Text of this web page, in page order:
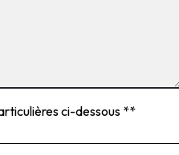
ci-dessous **